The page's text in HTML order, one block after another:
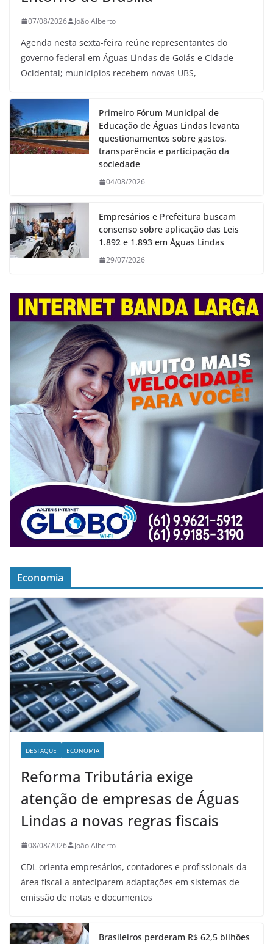
07/08/2026 João Alberto
Agenda nesta sexta-feira reúne representantes do
governo federal em Águas Lindas de Goiás e Cidade
Ocidental; municípios recebem novas UBS,
Primeiro Fórum Municipal de
Educação de Águas Lindas levanta
questionamentos sobre gastos,
transparência e participação da
sociedade
04/08/2026
Empresários e Prefeitura buscam
consenso sobre aplicação das Leis
1.892 e 1.893 em Águas Lindas
29/07/2026
Economia
DESTAQUE ECONOMIA
Reforma Tributária exige
atenção de empresas de Águas
Lindas a novas regras fiscais
08/08/2026 João Alberto
CDL orienta empresários, contadores e profissionais da
área fiscal a anteciparem adaptações em sistemas de
emissão de notas e documentos
Brasileiros perderam R$ 62,5 bilhões